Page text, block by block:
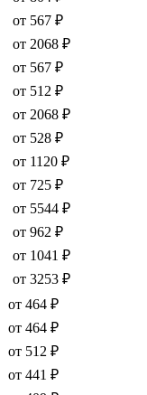
от 567 ₽
от 2068 ₽
от 567 ₽
от 512 ₽
от 2068 ₽
от 528 ₽
от 1120 ₽
от 725 ₽
от 5544 ₽
от 962 ₽
от 1041 ₽
от 3253 ₽
от 464 ₽
от 464 ₽
от 512 ₽
от 441 ₽